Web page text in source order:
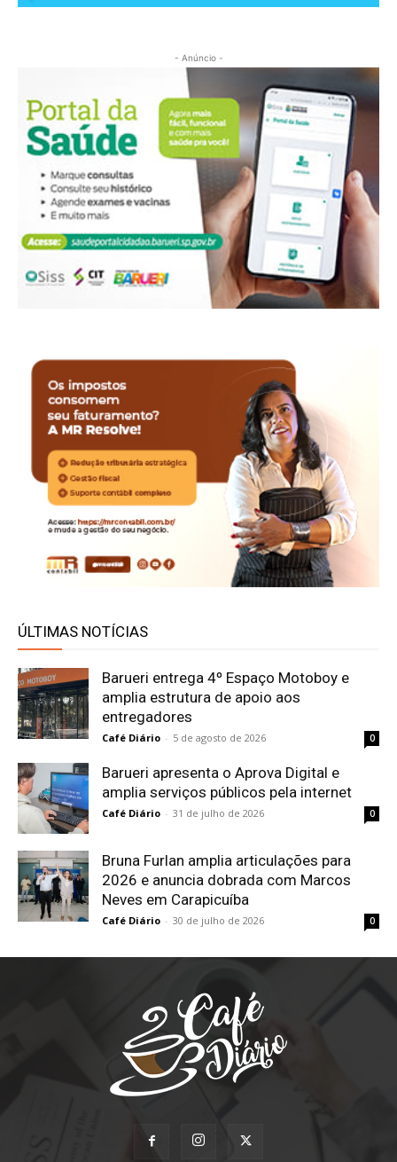
- Anúncio -
ÚLTIMAS NOTÍCIAS
Barueri entrega 4º Espaço Motoboy e
amplia estrutura de apoio aos
entregadores
Café Diário - 5 de agosto de 2026 0
Barueri apresenta o Aprova Digital e
amplia serviços públicos pela internet
Café Diário - 31 de julho de 2026 0
Bruna Furlan amplia articulações para
2026 e anuncia dobrada com Marcos
Neves em Carapicuíba
Café Diário - 30 de julho de 2026 0